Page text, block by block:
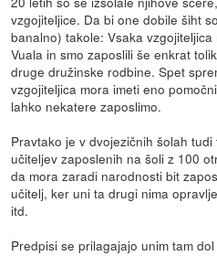
vzgojiteljice. Da bi one dobile šiht
banalno) takole: Vsaka
Vuala in smo zaposlili še enkrat
druge družinske rodbine. Spet
vzgojiteljica mora imeti eno
lahko nekatere zaposlimo.
Pravtako je v dvojezičnih šolah
učiteljev zaposlenih na šoli z 100
da mora zaradi narodnosti bit
učitelj, ker uni ta drugi nima
itd.
Predpisi se prilagajajo unim tam